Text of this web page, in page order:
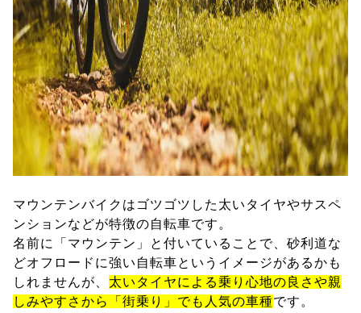
マウンテンバイクはゴツゴツした太いタイヤやサスペ
ンションなどが特徴の自転車です。
名前に「マウンテン」と付いていることで、砂利道な
どオフロードに強い自転車というイメージがあるかも
しれませんが、 太いタイヤによる乗り心地の良さや親
しみやすさから「街乗り」でも人気の車種です。